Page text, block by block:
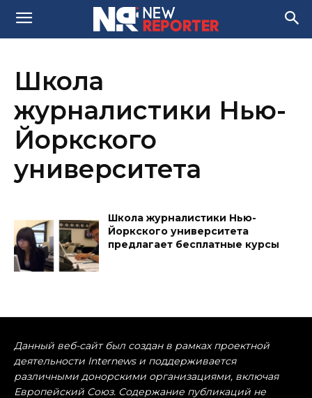
Школа
журналистики Нью-
Йоркского
университета
Школа журналистики Нью-
Йоркского университета
предлагает бесплатные курсы
Данный веб-сайт был создан в рамках проектной
деятельности Internews и поддерживается
различными донорскими организациями, включая
Европейский Союз. Содержание публикаций не